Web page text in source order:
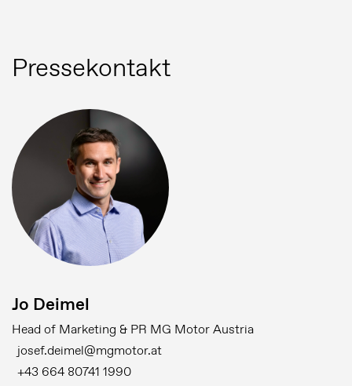
Pressekontakt
Jo Deimel
Head of Marketing & PR MG Motor Austria
josef.deimel@mgmotor.at
+43 664 80741 1990